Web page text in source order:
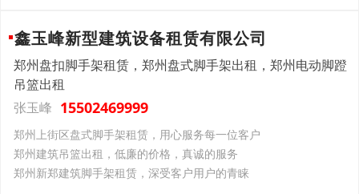
鑫玉峰新型建筑设备租赁有限公司
郑州盘扣脚手架租赁，郑州盘式脚手架出租，郑州电动脚蹬
吊篮出租
张玉峰 15502469999
郑州上街区盘式脚手架租赁，用心服务每一位客户
郑州建筑吊篮出租，低廉的价格，真诚的服务
郑州新郑建筑脚手架租赁，深受客户用户的青睐